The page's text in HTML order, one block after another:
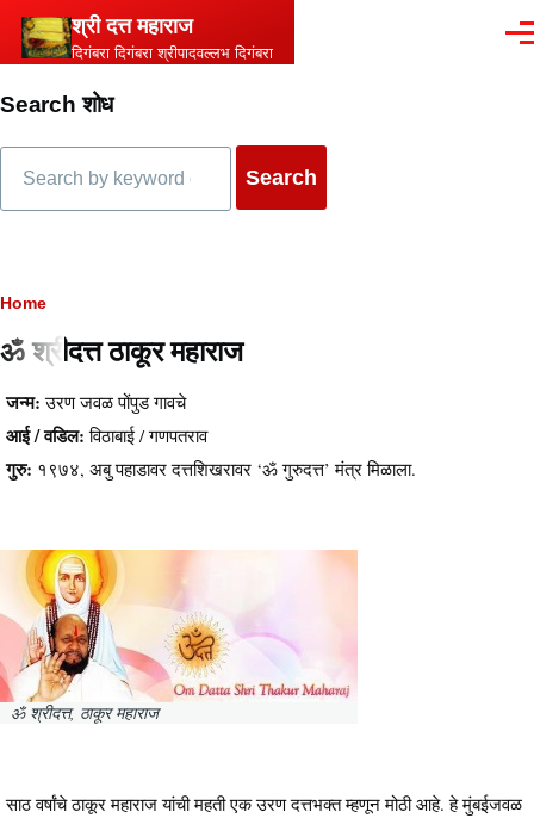
Skip to main content
श्री दत्त महाराज
दिगंबरा दिगंबरा श्रीपादवल्लभ दिगंबरा
Search शोध
Breadcrumb
Home
ॐ श्रीदत्त ठाकूर महाराज
Content
जन्म: उरण जवळ पोंपुड गावचे
आई / वडिल: विठाबाई / गणपतराव
गुरु: १९७४, अबु पहाडावर दत्तशिखरावर ‘ॐ गुरुदत्त’ मंत्र मिळाला.
ॐ श्रीदत्त, ठाकूर महाराज
साठ वर्षांचे ठाकूर महाराज यांची महती एक उरण दत्तभक्त म्हणून मोठी आहे. हे मुंबईजवळ